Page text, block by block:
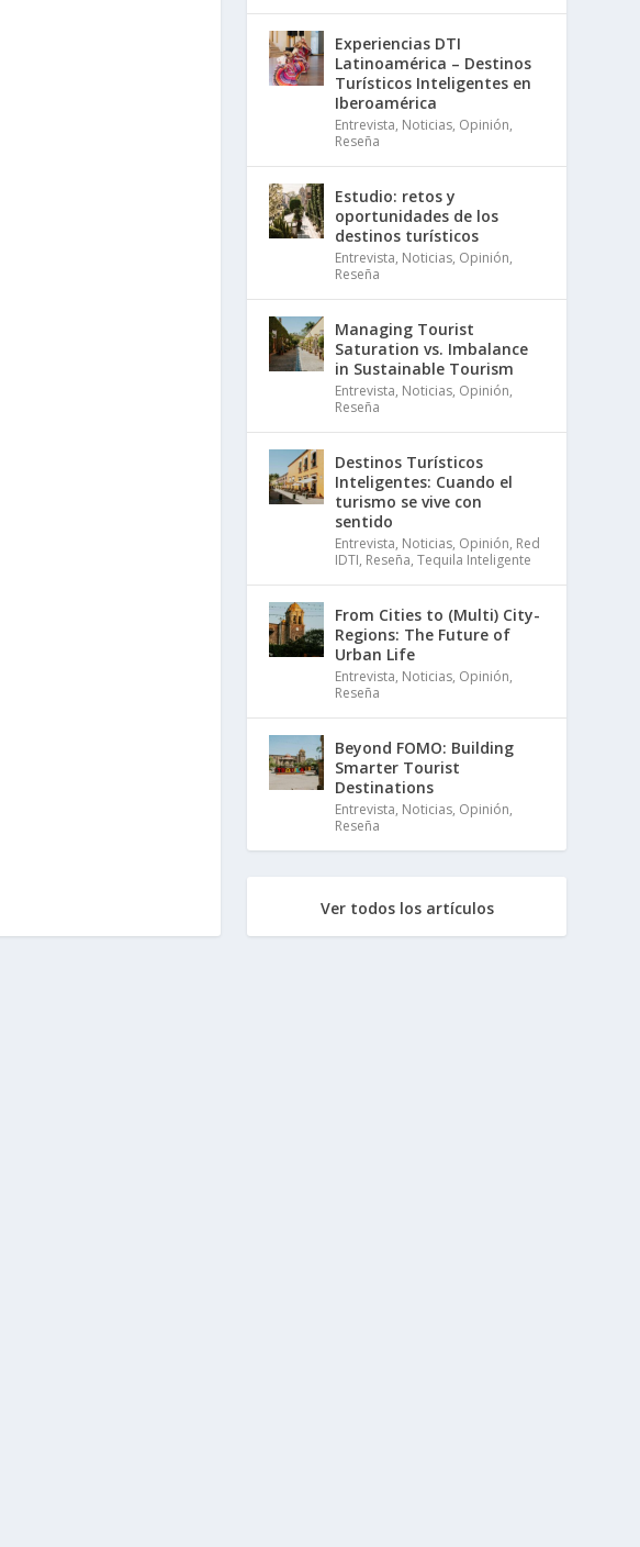
Experiencias DTI
Latinoamérica – Destinos
Turísticos Inteligentes en
Iberoamérica
Entrevista, Noticias, Opinión,
Reseña
Estudio: retos y
oportunidades de los
destinos turísticos
Entrevista, Noticias, Opinión,
Reseña
Managing Tourist
Saturation vs. Imbalance
in Sustainable Tourism
Entrevista, Noticias, Opinión,
Reseña
Destinos Turísticos
Inteligentes: Cuando el
turismo se vive con
sentido
Entrevista, Noticias, Opinión, Red
IDTI, Reseña,Tequila Inteligente
From Cities to (Multi) City-
Regions: The Future of
Urban Life
Entrevista, Noticias, Opinión,
Reseña
Beyond FOMO: Building
Smarter Tourist
Destinations
Entrevista, Noticias, Opinión,
Reseña
Ver todos los artículos